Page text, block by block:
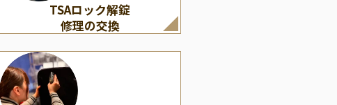
TSAロック解錠
修理の交換